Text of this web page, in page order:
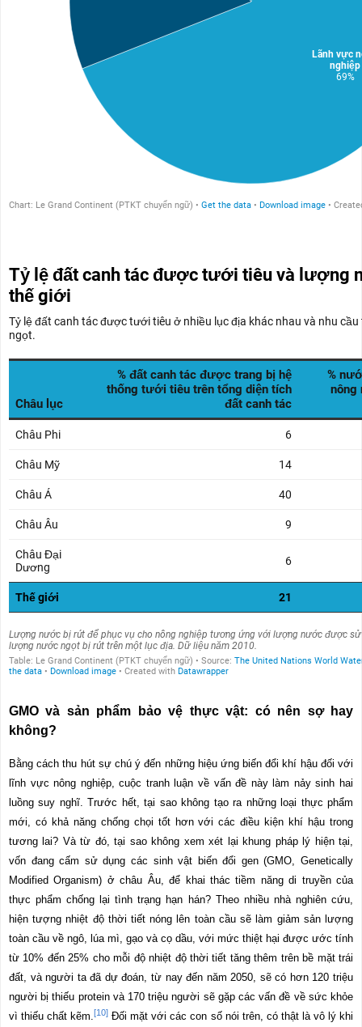
GMO và sản phẩm bảo vệ thực vật: có nên sợ hay
không?
Bằng cách thu hút sự chú ý đến những hiệu ứng biến đổi khí hậu đối với
lĩnh vực nông nghiệp, cuộc tranh luận về vấn đề này làm nảy sinh hai
luồng suy nghĩ. Trước hết, tại sao không tạo ra những loại thực phẩm
mới, có khả năng chống chọi tốt hơn với các điều kiện khí hậu trong
tương lai? Và từ đó, tại sao không xem xét lại khung pháp lý hiện tại,
vốn đang cấm sử dụng các sinh vật biến đổi gen (GMO, Genetically
Modified Organism) ở châu Âu, để khai thác tiềm năng di truyền của
thực phẩm chống lại tình trạng hạn hán? Theo nhiều nhà nghiên cứu,
hiện tượng nhiệt độ thời tiết nóng lên toàn cầu sẽ làm giảm sản lượng
toàn cầu về ngô, lúa mì, gạo và cọ dầu, với mức thiệt hại được ước tính
từ 10% đến 25% cho mỗi độ nhiệt độ thời tiết tăng thêm trên bề mặt trái
đất, và người ta đã dự đoán, từ nay đến năm 2050, sẽ có hơn 120 triệu
người bị thiếu protein và 170 triệu người sẽ gặp các vấn đề về sức khỏe
vì thiếu chất kẽm.[10] Đối mặt với các con số nói trên, có thật là vô lý khi